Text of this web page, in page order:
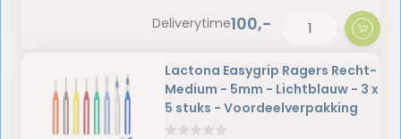
Deliverytime100,-
Lactona Easygrip Ragers Recht-
Medium - 5mm - Lichtblauw - 3 x
5 stuks - Voordeelverpakking